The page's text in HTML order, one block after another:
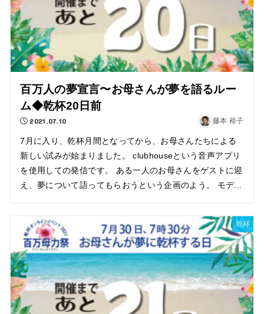
百万人の夢宣言〜お母さんが夢を語るルー
ム◆乾杯20日前
2021.07.10 藤本 裕子
7月に入り、乾杯月間となってから、お母さんたちによる
新しい試みが始まりました。 clubhouseという音声アプリ
を使用しての発信です。 ある一人のお母さんをゲストに迎
え、夢について語ってもらおうという企画のよう。 モデ...
乾杯